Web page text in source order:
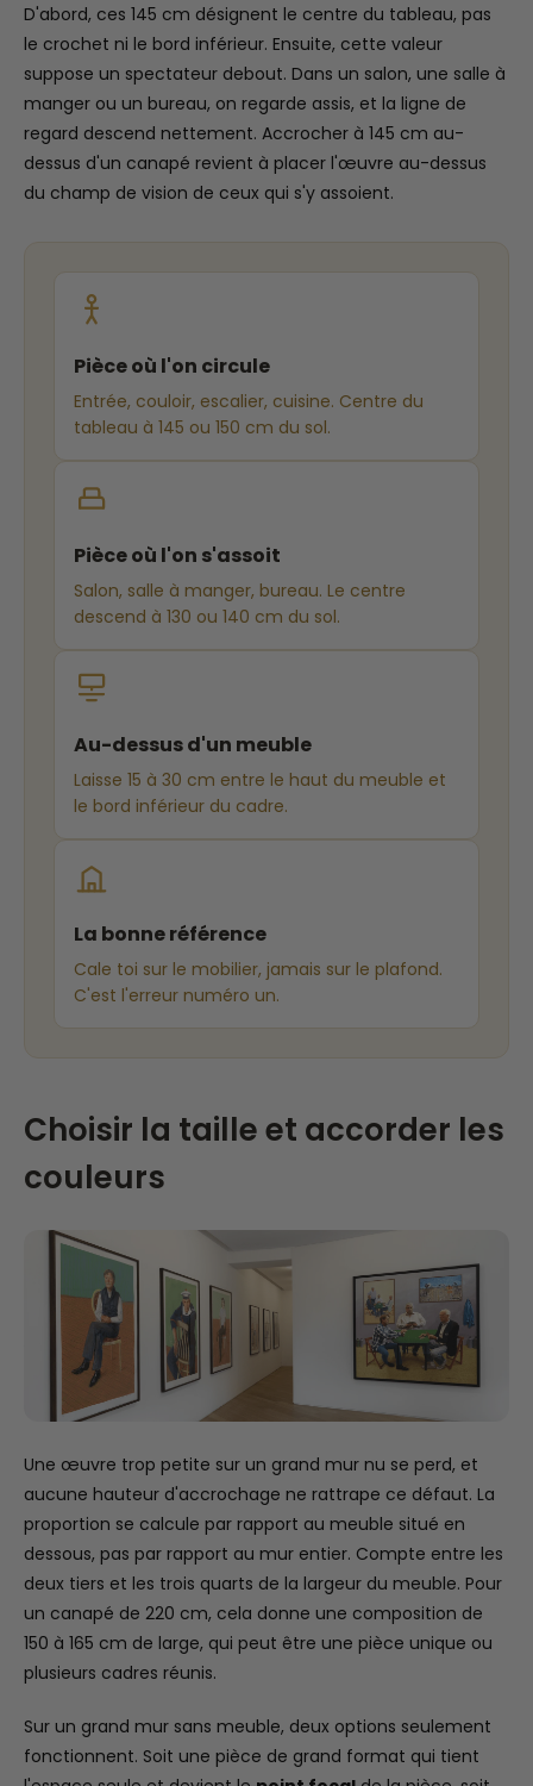
D'abord, ces 145 cm désignent le centre du tableau, pas
le crochet ni le bord inférieur. Ensuite, cette valeur
suppose un spectateur debout. Dans un salon, une salle à
manger ou un bureau, on regarde assis, et la ligne de
regard descend nettement. Accrocher à 145 cm au-
dessus d'un canapé revient à placer l'œuvre au-dessus
du champ de vision de ceux qui s'y assoient.
Pièce où l'on circule
Entrée, couloir, escalier, cuisine. Centre du
tableau à 145 ou 150 cm du sol.
Pièce où l'on s'assoit
Salon, salle à manger, bureau. Le centre
descend à 130 ou 140 cm du sol.
Au-dessus d'un meuble
Laisse 15 à 30 cm entre le haut du meuble et
le bord inférieur du cadre.
La bonne référence
Cale toi sur le mobilier, jamais sur le plafond.
C'est l'erreur numéro un.
Choisir la taille et accorder les
couleurs
Une œuvre trop petite sur un grand mur nu se perd, et
aucune hauteur d'accrochage ne rattrape ce défaut. La
proportion se calcule par rapport au meuble situé en
dessous, pas par rapport au mur entier. Compte entre les
deux tiers et les trois quarts de la largeur du meuble. Pour
un canapé de 220 cm, cela donne une composition de
150 à 165 cm de large, qui peut être une pièce unique ou
plusieurs cadres réunis.
Sur un grand mur sans meuble, deux options seulement
fonctionnent. Soit une pièce de grand format qui tient